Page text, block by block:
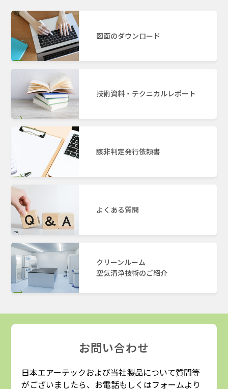
図面のダウンロード
技術資料・テクニカルレポート
該非判定発行依頼書
よくある質問
クリーンルーム
空気清浄技術のご紹介
お問い合わせ
日本エアーテックおよび当社製品について質問等
がございましたら、お電話もしくはフォームより